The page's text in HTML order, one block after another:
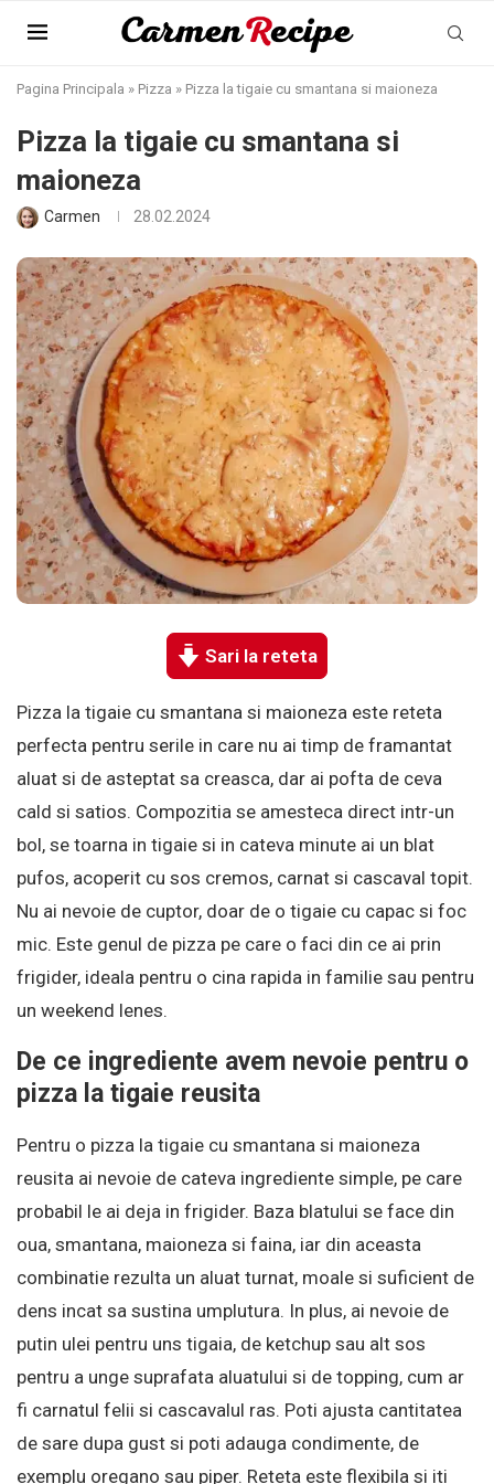
Pagina Principala » Pizza » Pizza la tigaie cu smantana si maioneza
Pizza la tigaie cu smantana si
maioneza
Carmen 28.02.2024
Sari la reteta
Pizza la tigaie cu smantana si maioneza este reteta
perfecta pentru serile in care nu ai timp de framantat
aluat si de asteptat sa creasca, dar ai pofta de ceva
cald si satios. Compozitia se amesteca direct intr-un
bol, se toarna in tigaie si in cateva minute ai un blat
pufos, acoperit cu sos cremos, carnat si cascaval topit.
Nu ai nevoie de cuptor, doar de o tigaie cu capac si foc
mic. Este genul de pizza pe care o faci din ce ai prin
frigider, ideala pentru o cina rapida in familie sau pentru
un weekend lenes.
De ce ingrediente avem nevoie pentru o
pizza la tigaie reusita
Pentru o pizza la tigaie cu smantana si maioneza
reusita ai nevoie de cateva ingrediente simple, pe care
probabil le ai deja in frigider. Baza blatului se face din
oua, smantana, maioneza si faina, iar din aceasta
combinatie rezulta un aluat turnat, moale si suficient de
dens incat sa sustina umplutura. In plus, ai nevoie de
putin ulei pentru uns tigaia, de ketchup sau alt sos
pentru a unge suprafata aluatului si de topping, cum ar
fi carnatul felii si cascavalul ras. Poti ajusta cantitatea
de sare dupa gust si poti adauga condimente, de
exemplu oregano sau piper. Reteta este flexibila si iti